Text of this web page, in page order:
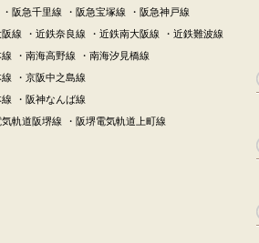
・阪急千里線 ・阪急宝塚線 ・阪急神戸線
阪線 ・近鉄奈良線 ・近鉄南大阪線 ・近鉄難波線
線 ・南海高野線 ・南海汐見橋線
線 ・京阪中之島線
線 ・阪神なんば線
気軌道阪堺線 ・阪堺電気軌道上町線